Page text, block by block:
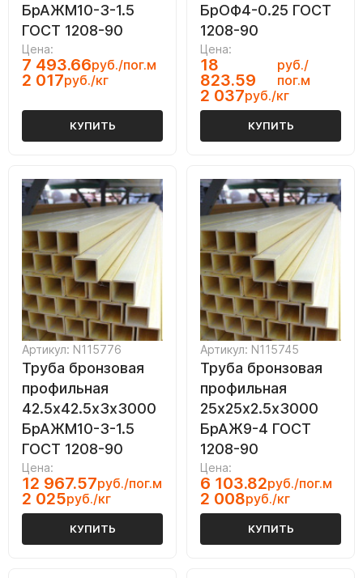
БрАЖМ10-3-1.5
ГОСТ 1208-90
Цена:
7 493.66руб./пог.м
2 017руб./кг
КУПИТЬ
БрОФ4-0.25 ГОСТ
1208-90
Цена:
18
823.59
руб./
пог.м
2 037руб./кг
КУПИТЬ
Артикул: N115776
Труба бронзовая
профильная
42.5х42.5х3х3000
БрАЖМ10-3-1.5
ГОСТ 1208-90
Цена:
12 967.57руб./пог.м
2 025руб./кг
КУПИТЬ
Артикул: N115745
Труба бронзовая
профильная
25х25х2.5х3000
БрАЖ9-4 ГОСТ
1208-90
Цена:
6 103.82руб./пог.м
2 008руб./кг
КУПИТЬ